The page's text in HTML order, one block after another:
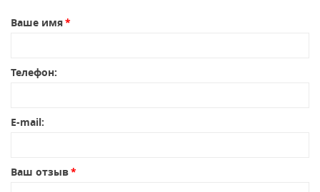
Ваше имя
Телефон:
E-mail:
Ваш отзыв